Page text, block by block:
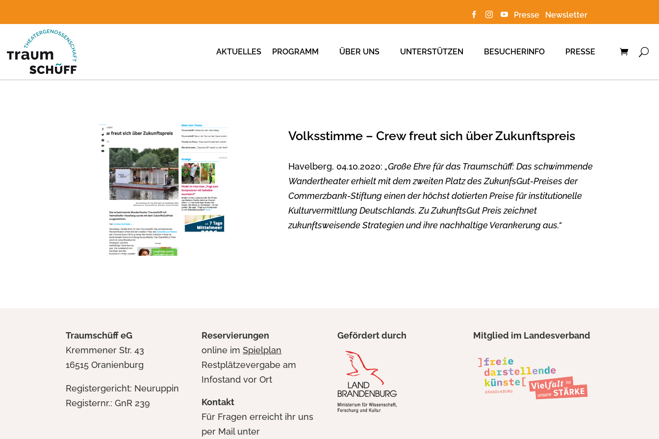
   Presse Newsletter
AKTUELLES PROGRAMM ÜBER UNS UNTERSTÜTZEN BESUCHERINFO PRESSE
Volksstimme – Crew freut sich über Zukunftspreis
Havelberg, 04.10.2020:„Große Ehre für das Traumschüff: Das schwimmende
Wandertheater erhielt mit dem zweiten Platz des ZukunfsGut-Preises der
Commerzbank-Stiftung einen der höchst dotierten Preise für institutionelle
Kulturvermittlung Deutschlands. Zu ZukunftsGut Preis zeichnet
zukunftsweisende Strategien und ihre nachhaltige Verankerung aus.“
Traumschüff eG
Kremmener Str. 43
16515 Oranienburg
Registergericht: Neuruppin
Registernr.: GnR 239
Reservierungen
online imSpielplan
Restplätzevergabe am
Infostand vor Ort
Kontakt
Für Fragen erreicht ihr uns
per Mail unter
Gefördert durch Mitglied im Landesverband